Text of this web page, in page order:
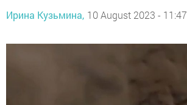
Ирина Кузьмина, 10 August 2023 - 11:47